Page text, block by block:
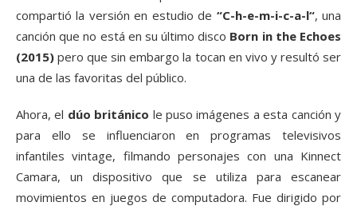
compartió la versión en estudio de “C-h-e-m-i-c-a-l“, una
canción que no está en su último disco Born in the Echoes
(2015) pero que sin embargo la tocan en vivo y resultó ser
una de las favoritas del público.
Ahora, el dúo británico le puso imágenes a esta canción y
para ello se influenciaron en programas televisivos
infantiles vintage, filmando personajes con una Kinnect
Camara, un dispositivo que se utiliza para escanear
movimientos en juegos de computadora. Fue dirigido por